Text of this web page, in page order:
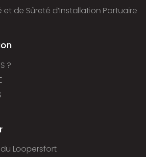
de Sûreté d’Installation Portuaire
?
du Loopersfort